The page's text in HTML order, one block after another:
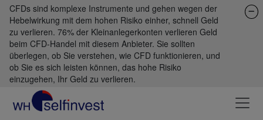
CFDs sind komplexe Instrumente und gehen wegen der
Hebelwirkung mit dem hohen Risiko einher, schnell Geld
zu verlieren. 76% der Kleinanlegerkonten verlieren Geld
beim CFD-Handel mit diesem Anbieter. Sie sollten
überlegen, ob Sie verstehen, wie CFD funktionieren, und
ob Sie es sich leisten können, das hohe Risiko
einzugehen, Ihr Geld zu verlieren.